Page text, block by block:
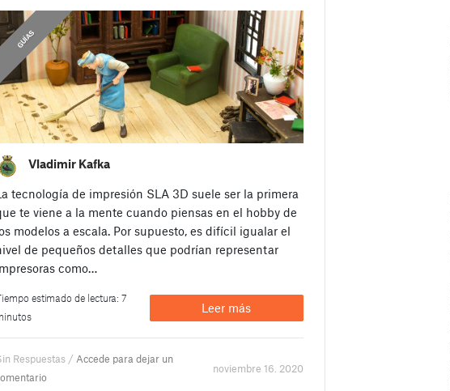
GUÍAS
Vladimir Kafka
tecnología de impresión SLA 3D suele ser la primera
te viene a la mente cuando piensas en el hobby de
modelos a escala. Por supuesto, es difícil igualar el
de pequeños detalles que podrían representar
como…
estimado de lectura: 7
Leer más
Respuestas /Accede para dejar un
noviembre 16. 2020